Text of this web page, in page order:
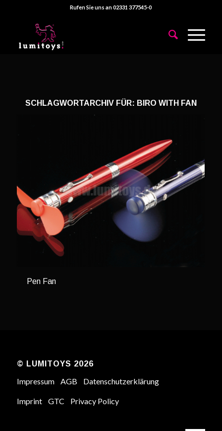
Rufen Sie uns an 02331 377545-0
SCHLAGWORTARCHIV FÜR: BIRO WITH FAN
Pen Fan
© LUMITOYS 2026
Impressum AGB Datenschutzerklärung
Imprint GTC Privacy Policy